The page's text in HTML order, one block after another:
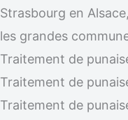
Strasbourg en
les grandes
Traitement de
Traitement de
Traitement de